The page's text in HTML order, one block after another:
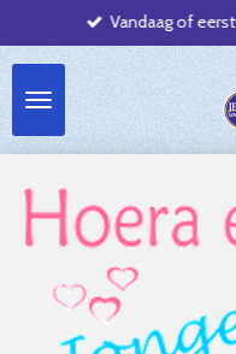
direct
de
hoofdinhoud
Vandaag of